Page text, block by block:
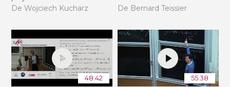
De Wojciech Kucharz De Bernard Teissier
48:42 55:38